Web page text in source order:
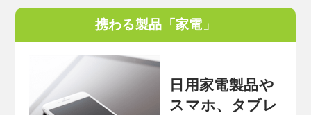
携わる製品「家電」
日用家電製品や
スマホ、タブレ